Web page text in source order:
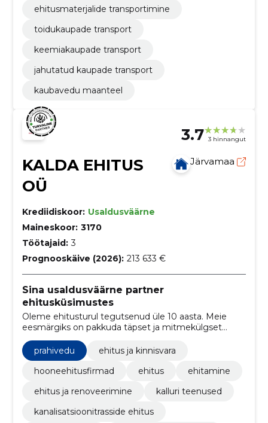
ehitusmaterjalide transportimine
toidukaupade transport
keemiakaupade transport
jahutatud kaupade transport
kaubavedu maanteel
3.7 3 hinnangut
KALDA EHITUS
OÜ
Järvamaa
Krediidiskoor: Usaldusväärne
Maineskoor: 3170
Töötajaid: 3
Prognooskäive (2026): 213 633 €
Sina usaldusväärne partner
ehitusküsimustes
Oleme ehitusturul tegutsenud üle 10 aasta. Meie
eesmärgiks on pakkuda täpset ja mitmekülgset
teenust, mis põhineb meie suurel kogemustepagasil.
prahivedu
ehitus ja kinnisvara
hooneehitusfirmad
ehitus
ehitamine
ehitus ja renoveerimine
kalluri teenused
kanalisatsioonitrasside ehitus